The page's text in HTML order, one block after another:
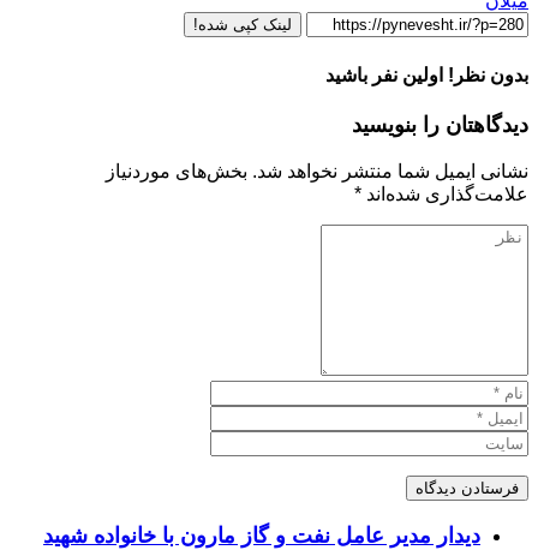
لینک کپی شده!
بدون نظر! اولین نفر باشید
دیدگاهتان را بنویسید
نشانی ایمیل شما منتشر نخواهد شد. بخش‌های موردنیاز
علامت‌گذاری شده‌اند *
دیدار مدیر عامل نفت و گاز مارون با خانواده شهید